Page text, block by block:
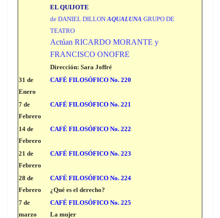
EL QUIJOTE
de DANIEL DILLON AQUALUNA GRUPO DE
TEATRO
Actúan RICARDO MORANTE y
FRANCISCO ONOFRE
Dirección: Sara Joffré
31 de
Enero
CAFÉ FILOSÓFICO No. 220
7 de
Febrero
CAFÉ FILOSÓFICO No. 221
14 de
Febrero
CAFÉ FILOSÓFICO No. 222
21 de
Febrero
CAFÉ FILOSÓFICO No. 223
28 de
Febrero
CAFÉ FILOSÓFICO No. 224
¿Qué es el derecho?
7 de
marzo
CAFÉ FILOSÓFICO No. 225
La mujer